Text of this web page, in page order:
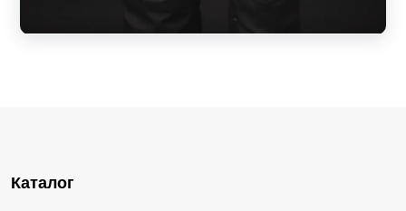
Каталог